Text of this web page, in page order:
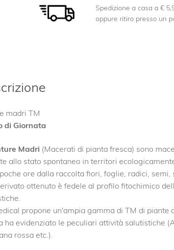
Spedizione a casa a €
oppure ritiro presso un
madri TM
di Giornata
Madri(Macerati di pianta fresca) sono
allo stato spontaneo in territori
ore dalla raccolta fiori, foglie, radici,
ottenuto è fedele al profilo fitochimico
propone un'ampia gamma di TM di
ha evidenziato le peculiari attività salutistiche
rossa etc.).